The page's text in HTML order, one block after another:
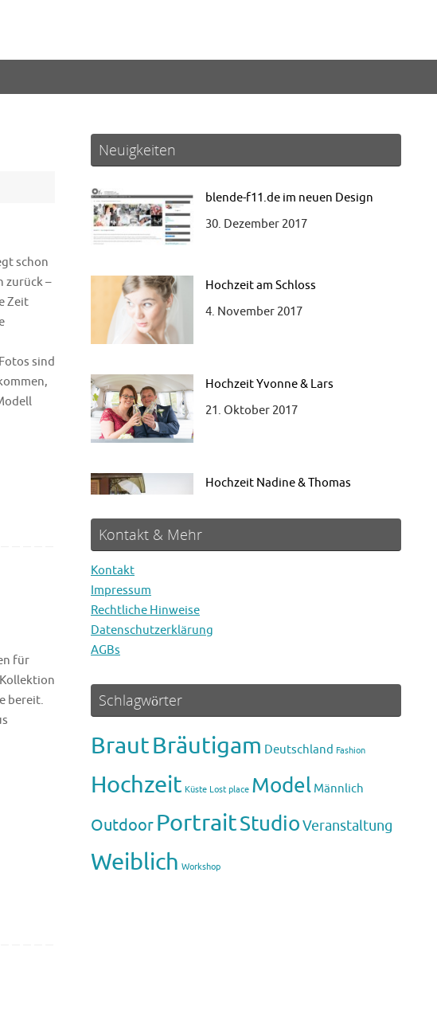
schon
zurück –
Zeit
sind
für
bereit.
Neuigkeiten
blende-f11.de im neuen Design
30. Dezember 2017
Hochzeit am Schloss
4. November 2017
Hochzeit Yvonne & Lars
21. Oktober 2017
Hochzeit Nadine & Thomas
Kontakt & Mehr
Kontakt
Impressum
Rechtliche Hinweise
Datenschutzerklärung
AGBs
Schlagwörter
BrautBräutigam Deutschland Fashion
Hochzeit Küste Lost place Model Männlich
Outdoor PortraitStudioVeranstaltung
Weiblich Workshop